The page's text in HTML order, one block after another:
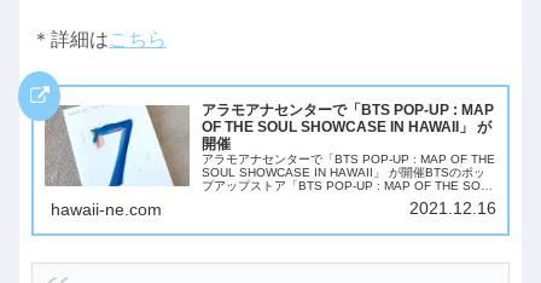
＊詳細はこちら
アラモアナセンターで「BTS POP-UP : MAP
OF THE SOUL SHOWCASE IN HAWAII」 が
開催
アラモアナセンターで「BTS POP-UP : MAP OF THE
SOUL SHOWCASE IN HAWAII」 が開催BTSのポッ
プアップストア「BTS POP-UP : MAP OF THE SOUL
hawaii-ne.com 2021.12.16